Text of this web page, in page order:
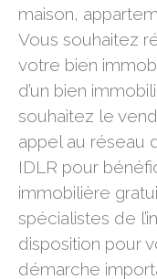
maison,
Vous souhaitez
votre bien
d’un bien
souhaitez le
appel au réseau
IDLR pour
immobilière
spécialistes de
disposition pour
démarche